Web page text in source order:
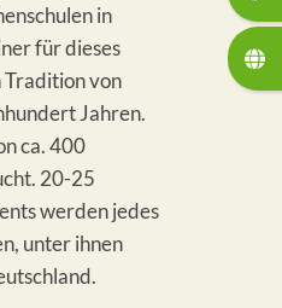
in
für dieses
Tradition von
Jahren.
ca. 400
20-25
werden jedes
unter ihnen